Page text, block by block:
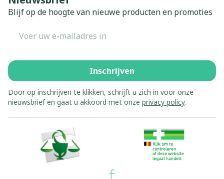
Blijf op de hoogte van nieuwe producten en promoties
Inschrijven
Door op inschrijven te klikken, schrijft u zich in voor onze
nieuwsbrief en gaat u akkoord met onze privacy policy.